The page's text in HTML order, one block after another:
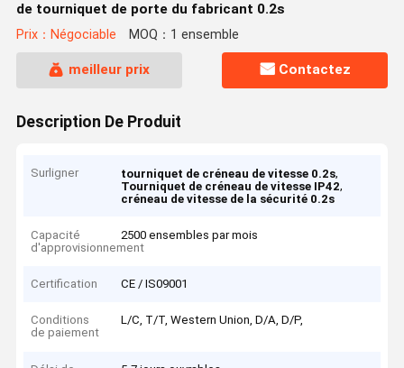
de tourniquet de porte du fabricant 0.2s
Prix：Négociable MOQ：1 ensemble
meilleur prix Contactez
Description De Produit
Surligner tourniquet de créneau de vitesse 0.2s,
Tourniquet de créneau de vitesse IP42,
créneau de vitesse de la sécurité 0.2s
Capacité
d'approvisionnement
2500 ensembles par mois
Certification CE / IS09001
Conditions
de paiement
L/C, T/T, Western Union, D/A, D/P,